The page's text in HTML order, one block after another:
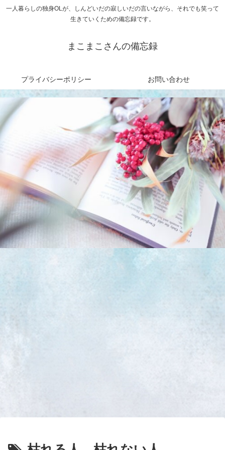
一人暮らしの独身OLが、しんどいだの寂しいだの言いながら、それでも笑って
生きていくための備忘録です。
まこまこさんの備忘録
プライバシーポリシー お問い合わせ